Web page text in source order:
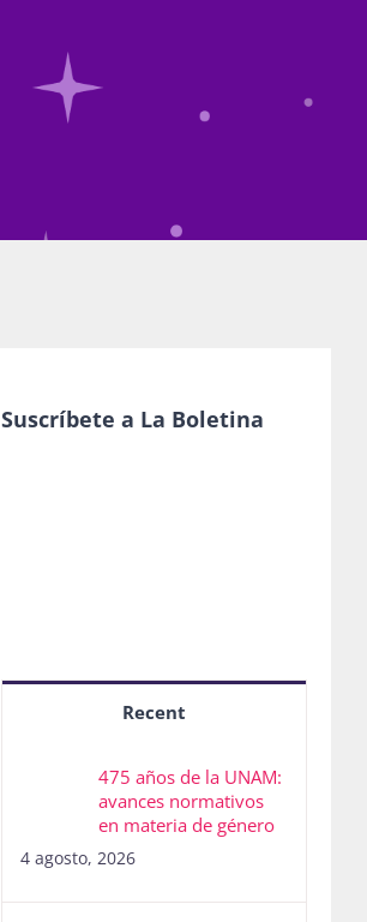
Suscríbete a La Boletina
Recent
475 años de la UNAM:
avances normativos
en materia de género
4 agosto, 2026